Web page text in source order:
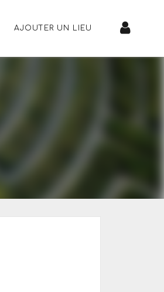
AJOUTER UN LIEU